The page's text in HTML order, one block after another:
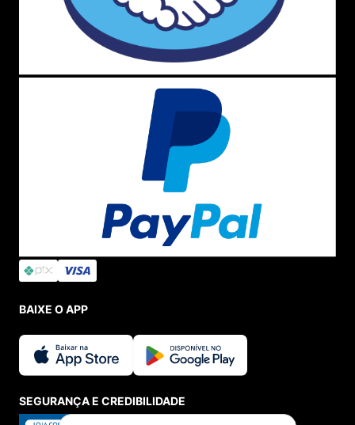
BAIXE O APP
SEGURANÇA E CREDIBILIDADE